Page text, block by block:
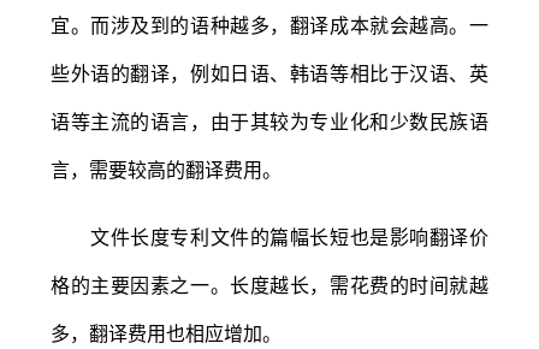
宜。而涉及到的语种越多，翻译成本就会越高。一
些外语的翻译，例如日语、韩语等相比于汉语、英
语等主流的语言，由于其较为专业化和少数民族语
言，需要较高的翻译费用。
文件长度专利文件的篇幅长短也是影响翻译价
格的主要因素之一。长度越长，需花费的时间就越
多，翻译费用也相应增加。